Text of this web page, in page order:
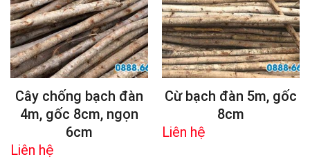
Cây chống bạch đàn
4m, gốc 8cm, ngọn
6cm
Liên hệ
Cừ bạch đàn 5m, gốc
8cm
Liên hệ